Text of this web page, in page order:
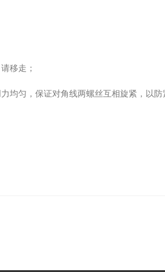
移走；
均匀，保证对角线两螺丝互相旋紧，以防